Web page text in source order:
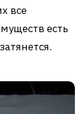
все
есть